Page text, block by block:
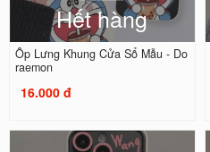
Hết hàng
Ốp Lưng Khung Cửa Sổ Mẫu - Do
raemon
16.000 đ